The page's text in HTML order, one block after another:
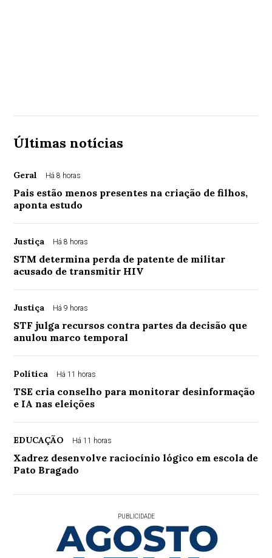
Últimas notícias
Geral Há 8 horas
Pais estão menos presentes na criação de filhos,
aponta estudo
Justiça Há 8 horas
STM determina perda de patente de militar
acusado de transmitir HIV
Justiça Há 9 horas
STF julga recursos contra partes da decisão que
anulou marco temporal
Política Há 11 horas
TSE cria conselho para monitorar desinformação
e IA nas eleições
EDUCAÇÃO Há 11 horas
Xadrez desenvolve raciocínio lógico em escola de
Pato Bragado
PUBLICIDADE